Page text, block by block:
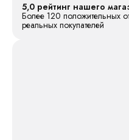
5,0 рейтинг нашего
Более 120 положительных
реальных покупателей